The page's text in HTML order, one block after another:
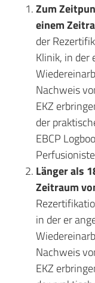
Zum
einem
der
Klinik, in
Nachweis
EKZ
der
EBCP
Länger als
Zeitraum
in der er
Nachweis
EKZ